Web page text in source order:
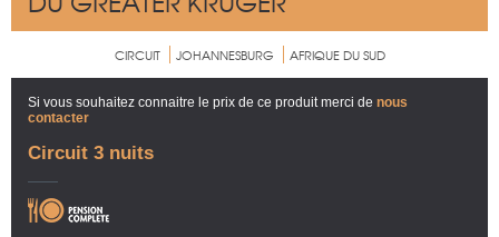
CIRCUIT JOHANNESBURG AFRIQUE DU SUD
Si vous souhaitez connaitre le prix de ce produit merci de nous
contacter
Circuit 3 nuits